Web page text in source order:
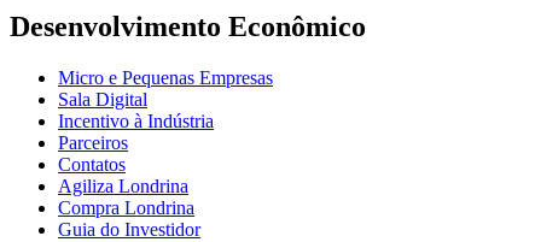
Desenvolvimento Econômico
Micro e Pequenas Empresas
Sala Digital
Incentivo à Indústria
Parceiros
Contatos
Agiliza Londrina
Compra Londrina
Guia do Investidor